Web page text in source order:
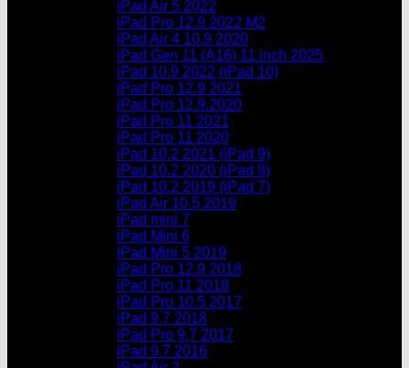
iPad Air 5 2022
iPad Pro 12.9 2022 M2
iPad Air 4 10.9 2020
iPad Gen 11 (A16) 11 inch 2025
iPad 10.9 2022 (iPad 10)
iPad Pro 12.9 2021
iPad Pro 12.9.2020
iPad Pro 11 2021
iPad Pro 11 2020
iPad 10.2 2021 (iPad 9)
iPad 10.2 2020 (iPad 8)
iPad 10.2 2019 (iPad 7)
iPad Air 10.5 2019
iPad mini 7
iPad Mini 6
iPad Mini 5 2019
iPad Pro 12.9 2018
iPad Pro 11 2018
iPad Pro 10.5 2017
iPad 9.7 2018
iPad Pro 9.7 2017
iPad 9.7 2016